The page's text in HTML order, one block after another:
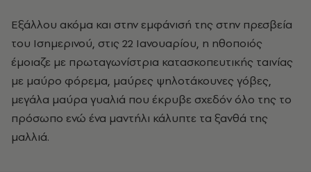
Εξάλλου ακόμα και στην εμφάνισή της στην πρεσβεία
του Ισημερινού, στις 22 Ιανουαρίου, η ηθοποιός
έμοιαζε με πρωταγωνίστρια κατασκοπευτικής ταινίας
με μαύρο φόρεμα, μαύρες ψηλοτάκουνες γόβες,
μεγάλα μαύρα γυαλιά που έκρυβε σχεδόν όλο της το
πρόσωπο ενώ ένα μαντήλι κάλυπτε τα ξανθά της
μαλλιά.